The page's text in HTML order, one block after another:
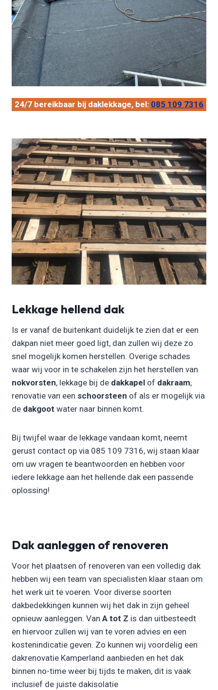
24/7 bereikbaar bij daklekkage, bel: 085 109 7316
Lekkage hellend dak
Is er vanaf de buitenkant duidelijk te zien dat er een
dakpan niet meer goed ligt, dan zullen wij deze zo
snel mogelijk komen herstellen. Overige schades
waar wij voor in te schakelen zijn het herstellen van
nokvorsten, lekkage bij de dakkapel of dakraam,
renovatie van een schoorsteen of als er mogelijk via
de dakgoot water naar binnen komt.
Bij twijfel waar de lekkage vandaan komt, neemt
gerust contact op via 085 109 7316, wij staan klaar
om uw vragen te beantwoorden en hebben voor
iedere lekkage aan het hellende dak een passende
oplossing!
Dak aanleggen of renoveren
Voor het plaatsen of renoveren van een volledig dak
hebben wij een team van specialisten klaar staan om
het werk uit te voeren. Voor diverse soorten
dakbedekkingen kunnen wij het dak in zijn geheel
opnieuw aanleggen. Van A tot Z is dan uitbesteedt
en hiervoor zullen wij van te voren advies en een
kostenindicatie geven. Zo kunnen wij voordelig een
dakrenovatie Kamperland aanbieden en het dak
binnen no-time weer bij tijds te maken, dit is vaak
inclusief de juiste dakisolatie